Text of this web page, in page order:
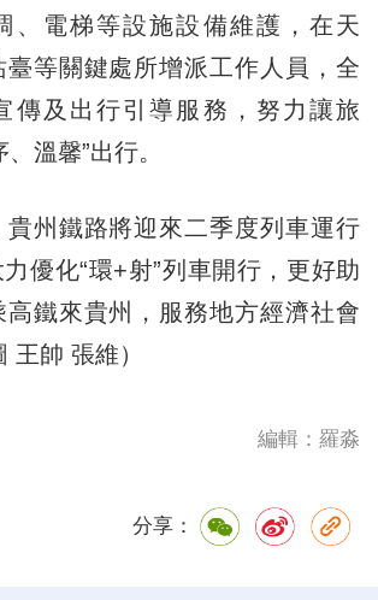
、電梯等設施設備維護，在天
等關鍵處所增派工作人員，全
傳及出行引導服務，努力讓旅
溫馨”出行。
鐵路將迎來二季度列車運行
優化“環+射”列車開行，更好助
高鐵來貴州，服務地方經濟社會
王帥 張維）
編輯：羅淼
分享：